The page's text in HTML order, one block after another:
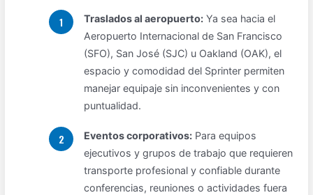
Traslados al aeropuerto: Ya sea hacia el
Aeropuerto Internacional de San Francisco
(SFO), San José (SJC) u Oakland (OAK), el
espacio y comodidad del Sprinter permiten
manejar equipaje sin inconvenientes y con
puntualidad.
Eventos corporativos: Para equipos
ejecutivos y grupos de trabajo que requieren
transporte profesional y confiable durante
conferencias, reuniones o actividades fuera